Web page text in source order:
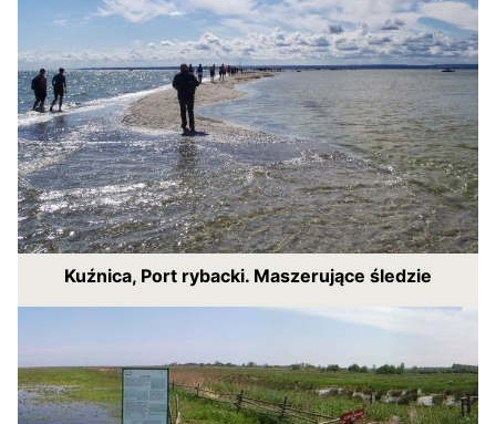
Kuźnica, Port rybacki. Maszerujące śledzie